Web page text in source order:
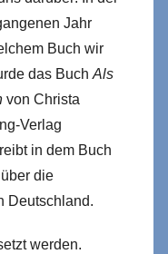
Jahr
Buch wir
das BuchAls
von Christa
Verlag
in dem Buch
die
Deutschland.
werden.